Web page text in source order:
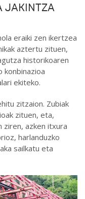
JAKINTZA
eraiki zen ikertzea
aztertu zituen,
historikoaren
konbinazioa
ekiteko.
zitzaion. Zubiak
zituen, eta,
ziren, azken itxura
harlanduzko
sailkatu eta